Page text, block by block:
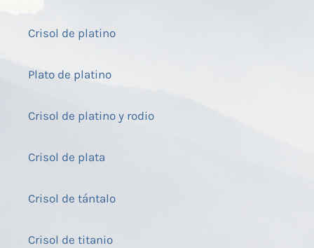
Crisol de platino
Plato de platino
Crisol de platino y rodio
Crisol de plata
Crisol de tántalo
Crisol de titanio